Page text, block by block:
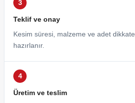
Teklif ve onay
Kesim süresi, malzeme ve adet
hazırlanır.
Üretim ve teslim